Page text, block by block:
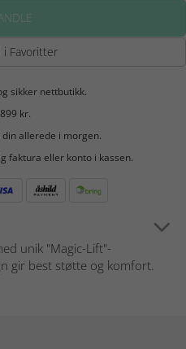
i Favoritter
sikker nettbutikk.
kr.
din allerede i morgen.
faktura eller konto i kassen.
unik "Magic-Lift"-
gir best støtte og komfort.